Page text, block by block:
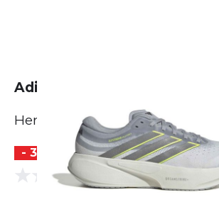
Adidas Supernova Solution 3
Herren
- 30 %
BESTSELLER
0.0 (0